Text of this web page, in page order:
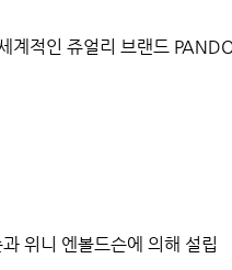
계적인 쥬얼리 브랜드
위니 엔볼드슨에 의해 설립